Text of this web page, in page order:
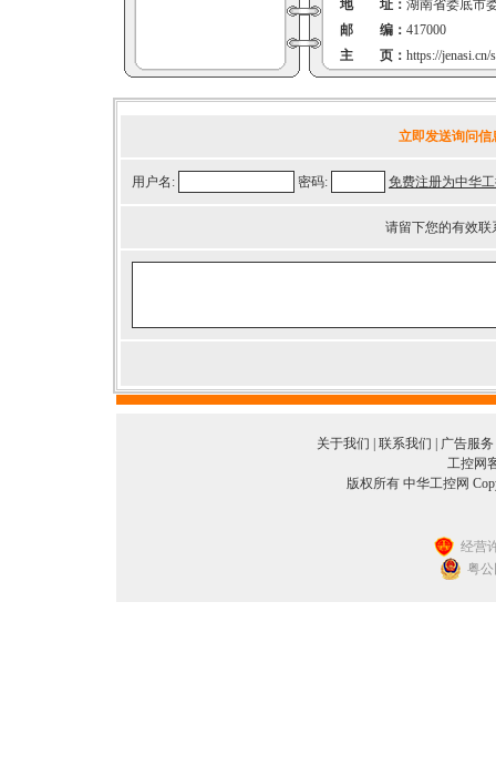
地 址： 湖南省娄底市
邮 编： 417000
主 页： https://jenasi.cn/
立即发送询问信
用户名: 密码: 免费注册为中华
请留下您的有效
关于我们 联系我们 广告服务
工控网
版权所有 中华工控网
经营
粤公